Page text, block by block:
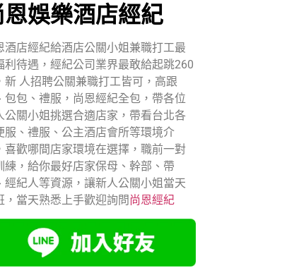
恩娛樂酒店經紀
酒店經紀給酒店公關小姐兼職打工最
利待遇，經紀公司業界最敢給起跳260
新 人招聘公關兼職打工皆可，高跟
包包、禮服，尚恩經紀全包，帶各位
公關小姐挑選合適店家，帶看台北各
服、禮服、公主酒店會所等環境介
喜歡哪間店家環境在選擇，職前一對
練，給你最好店家保母、幹部、帶
經紀人等資源，讓新人公關小姐當天
，當天熟悉上手歡迎詢問 尚恩經紀